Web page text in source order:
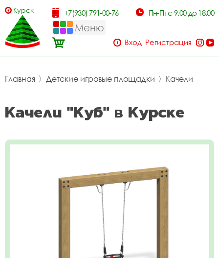
Курск +7(930) 791-00-76 Пн-Пт с 9.00 до 18.00
Меню
Вход Регистрация
Главная 〉 Детские игровые площадки 〉 Качели
Качели "Куб" в Курске